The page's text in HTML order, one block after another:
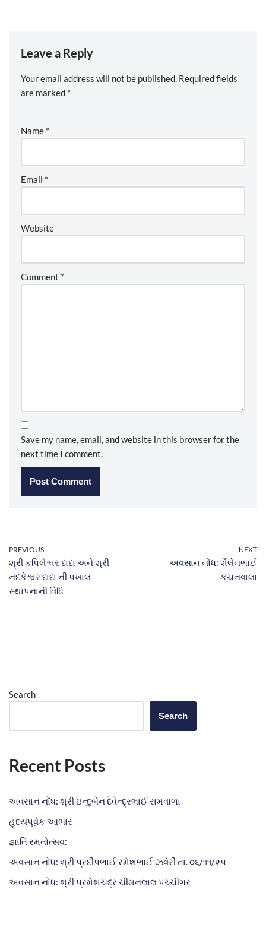
Leave a Reply
Your email address will not be published. Required fields
are marked *
Name *
Email *
Website
Comment *
Save my name, email, and website in this browser for the
next time I comment.
PREVIOUS
શ્રી કપિલેશ્વર દાદા અને શ્રી
નંદકેશ્વર દાદા ની પખાલ
સ્થાપનાની વિધિ
NEXT
અવસાન નોંધ: શૈલેનભાઈ
કંચનવાલા
Search
Search
Recent Posts
અવસાન નોંધ: શ્રી ઇન્દુબેન દેવેન્દ્રભાઈ રામવાળા
હૃદયપૂર્વક આભાર
જ્ઞાતિ રમતોત્સવ:
અવસાન નોંધ: શ્રી પ્રદીપભાઈ રમેશભાઈ ઝવેરી તા. ૦૬/૧૧/૨૫
અવસાન નોંધ: શ્રી પ્રમેશચંદ્ર ચીમનલાલ પચ્ચીગર